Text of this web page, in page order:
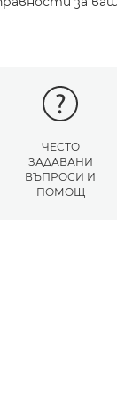
ЧЕСТО
ЗАДАВАНИ
ВЪПРОСИ И
ПОМОЩ